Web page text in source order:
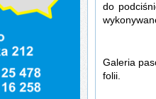
do
Galeria
folii.